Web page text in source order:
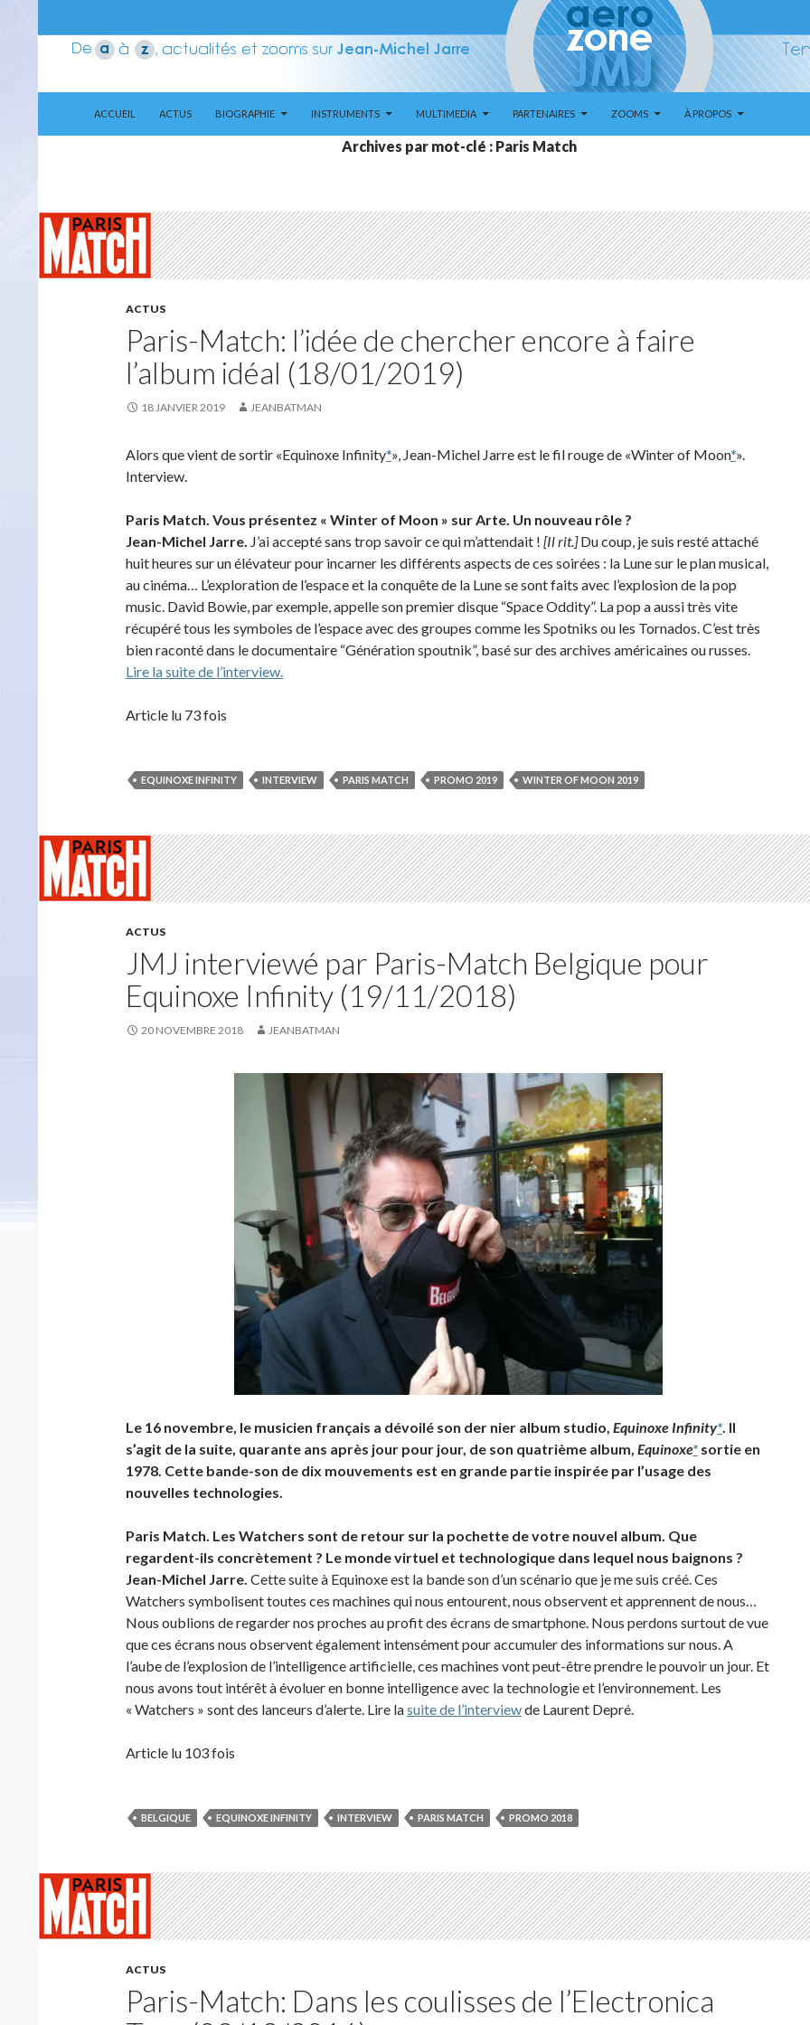
Aerozone JMJ
ACCUEIL
ACTUS BIOGRAPHIE INSTRUMENTS MULTIMEDIA PARTENAIRES ZOOMS À PROPOS
Archives par mot-clé : Paris Match
ACTUS
Paris-Match: l’idée de chercher encore à faire
l’album idéal (18/01/2019)
18 JANVIER 2019 JEANBATMAN
Alors que vient de sortir «Equinoxe Infinity*», Jean-Michel Jarre est le fil rouge de «Winter of Moon*».
Interview.
Paris Match. Vous présentez « Winter of Moon » sur Arte. Un nouveau rôle ?
Jean-Michel Jarre. J’ai accepté sans trop savoir ce qui m’attendait ! [Il rit.]Du coup, je suis resté attaché
huit heures sur un élévateur pour incarner les différents aspects de ces soirées : la Lune sur le plan musical,
au cinéma… L’exploration de l’espace et la conquête de la Lune se sont faits avec l’explosion de la pop
music. David Bowie, par exemple, appelle son premier disque “Space Oddity”. La pop a aussi très vite
récupéré tous les symboles de l’espace avec des groupes comme les Spotniks ou les Tornados. C’est très
bien raconté dans le documentaire “Génération spoutnik”, basé sur des archives américaines ou russes.
Lire la suite de l’interview.
Article lu 73 fois
EQUINOXE INFINITY INTERVIEW PARIS MATCH PROMO 2019 WINTER OF MOON 2019
ACTUS
JMJ interviewé par Paris-Match Belgique pour
Equinoxe Infinity (19/11/2018)
20 NOVEMBRE 2018 JEANBATMAN
Le 16 novembre, le musicien français a dévoilé son der nier album studio, Equinoxe Infinity* . Il
s’agit de la suite, quarante ans après jour pour jour, de son quatrième album, Equinoxe* sortie en
1978. Cette bande-son de dix mouvements est en grande partie inspirée par l’usage des
nouvelles technologies.
Paris Match. Les Watchers sont de retour sur la pochette de votre nouvel album. Que
regardent-ils concrètement ? Le monde virtuel et technologique dans lequel nous baignons ?
Jean-Michel Jarre. Cette suite à Equinoxe est la bande son d’un scénario que je me suis créé. Ces
Watchers symbolisent toutes ces machines qui nous entourent, nous observent et apprennent de nous…
Nous oublions de regarder nos proches au profit des écrans de smartphone. Nous perdons surtout de vue
que ces écrans nous observent également intensément pour accumuler des informations sur nous. A
l’aube de l’explosion de l’intelligence artificielle, ces machines vont peut-être prendre le pouvoir un jour. Et
nous avons tout intérêt à évoluer en bonne intelligence avec la technologie et l’environnement. Les
« Watchers » sont des lanceurs d’alerte. Lire lasuite de l’interviewde Laurent Depré.
Article lu 103 fois
BELGIQUE EQUINOXE INFINITY INTERVIEW PARIS MATCH PROMO 2018
ACTUS
Paris-Match: Dans les coulisses de l’Electronica